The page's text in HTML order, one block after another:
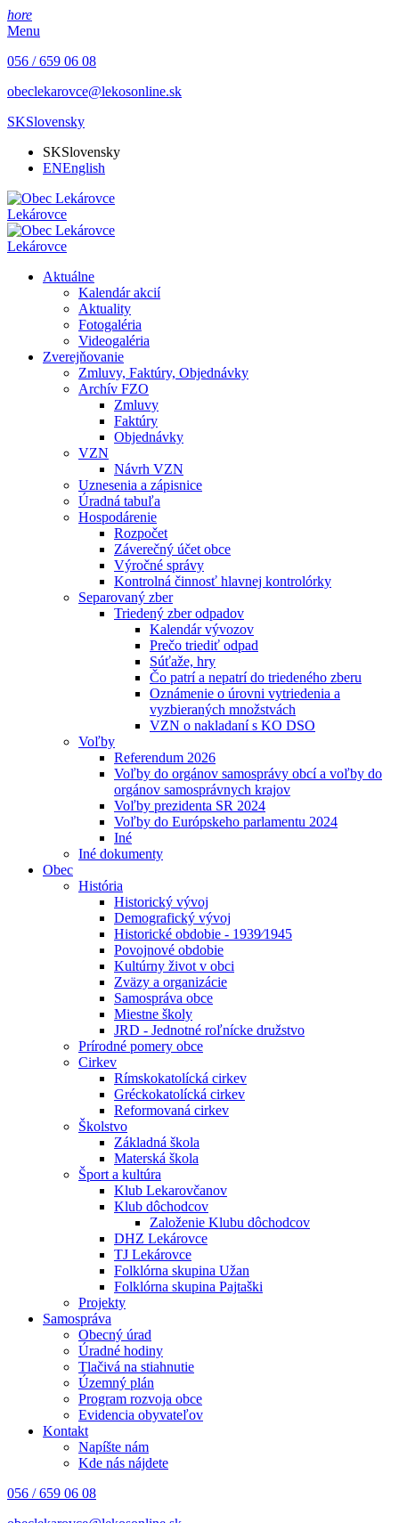
hore
Menu
056 / 659 06 08
obeclekarovce@lekosonline.sk
SKSlovensky
SKSlovensky
ENEnglish
Lekárovce
Lekárovce
Aktuálne
Kalendár akcií
Aktuality
Fotogaléria
Videogaléria
Zverejňovanie
Zmluvy, Faktúry, Objednávky
Archív FZO
Zmluvy
Faktúry
Objednávky
VZN
Návrh VZN
Uznesenia a zápisnice
Úradná tabuľa
Hospodárenie
Rozpočet
Záverečný účet obce
Výročné správy
Kontrolná činnosť hlavnej kontrolórky
Separovaný zber
Triedený zber odpadov
Kalendár vývozov
Prečo triediť odpad
Súťaže, hry
Čo patrí a nepatrí do triedeného zberu
Oznámenie o úrovni vytriedenia a
vyzbieraných množstvách
VZN o nakladaní s KO DSO
Voľby
Referendum 2026
Voľby do orgánov samosprávy obcí a voľby do
orgánov samosprávnych krajov
Voľby prezidenta SR 2024
Voľby do Európskeho parlamentu 2024
Iné
Iné dokumenty
Obec
História
Historický vývoj
Demografický vývoj
Historické obdobie - 1939⁄1945
Povojnové obdobie
Kultúrny život v obci
Zväzy a organizácie
Samospráva obce
Miestne školy
JRD - Jednotné roľnícke družstvo
Prírodné pomery obce
Cirkev
Rímskokatolícká cirkev
Gréckokatolícká cirkev
Reformovaná cirkev
Školstvo
Základná škola
Materská škola
Šport a kultúra
Klub Lekarovčanov
Klub dôchodcov
Založenie Klubu dôchodcov
DHZ Lekárovce
TJ Lekárovce
Folklórna skupina Užan
Folklórna skupina Pajtaški
Projekty
Samospráva
Obecný úrad
Úradné hodiny
Tlačivá na stiahnutie
Územný plán
Program rozvoja obce
Evidencia obyvateľov
Kontakt
Napíšte nám
Kde nás nájdete
056 / 659 06 08